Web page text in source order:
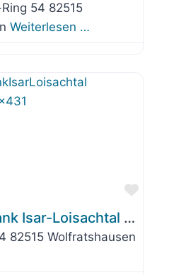
54 82515
Weiterlesen …
Favorit
Raiffeisenbank Isar-Loisachtal eG – Hauptstelle Wolfratshausen
82515 Wolfratshausen